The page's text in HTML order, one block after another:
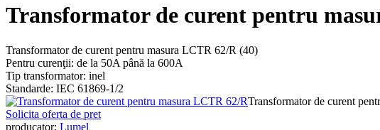
Transformator de curent pentru
Transformator de curent pentru masura LCTR 62/R (40)
Pentru curenţii: de la 50A până la 600A
Tip transformator: inel
Standarde: IEC 61869-1/2
Transformator de curent
Solicita oferta de pret
producator: Lumel